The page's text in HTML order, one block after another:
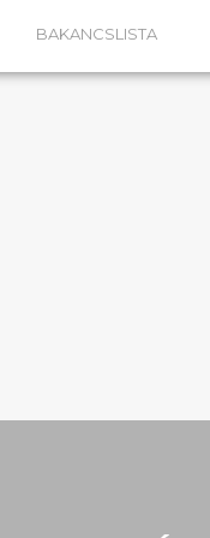
BAKANCSLISTA